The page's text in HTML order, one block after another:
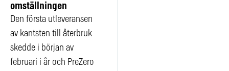
omställningen
Den första utleveransen
av kantsten till återbruk
skedde i början av
februari i år och PreZero